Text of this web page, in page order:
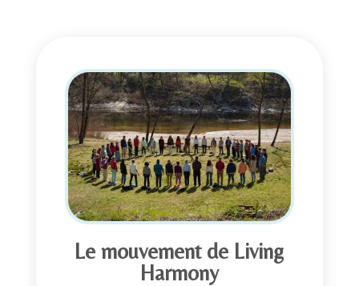
Le mouvement de Living
Harmony